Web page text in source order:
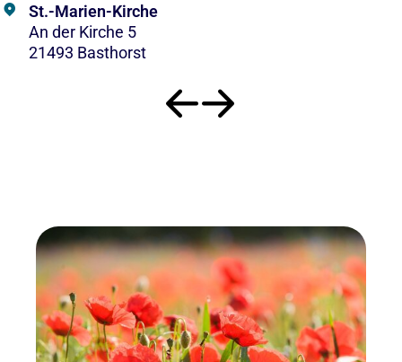
St.-Marien-Kirche
An der Kirche 5
21493 Basthorst